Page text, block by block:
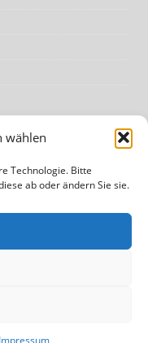
wählen
Technologie. Bitte
ab oder ändern Sie sie.
Impressum